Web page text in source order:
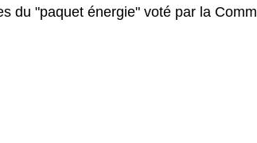
du "paquet énergie" voté par la